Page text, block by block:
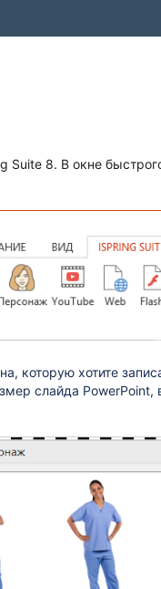
Suite 8. В окне
которую хотите
слайда PowerPoint,